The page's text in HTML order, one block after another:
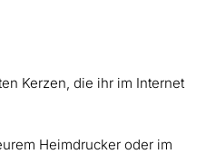
Kerzen, die ihr im Internet
Heimdrucker oder im